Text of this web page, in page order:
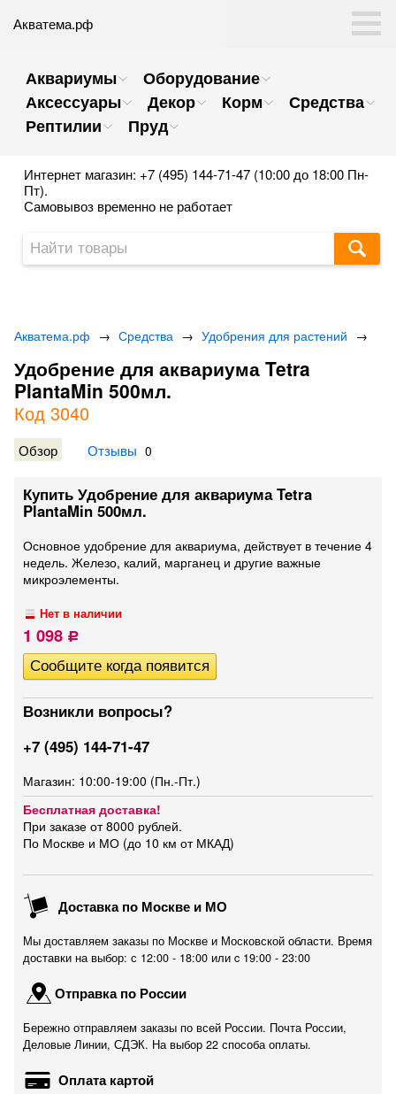
Акватема.рф
Аквариумы
Оборудование
Аксессуары
Декор Корм
Средства
Рептилии
Пруд
Интернет магазин: +7 (495) 144-71-47 (10:00 до 18:00 Пн-
Пт).
Самовывоз временно не работает
Акватема.рф → Средства → Удобрения для растений →
Удобрение для аквариума Tetra
PlantaMin 500мл.
Код 3040
Обзор Отзывы 0
Купить Удобрение для аквариума Tetra
PlantaMin 500мл.
Основное удобрение для аквариума, действует в течение 4
недель. Железо, калий, марганец и другие важные
микроэлементы.
Нет в наличии
1 098 Р
Возникли вопросы?
+7 (495) 144-71-47
Магазин: 10:00-19:00 (Пн.-Пт.)
Бесплатная доставка!
При заказе от 8000 рублей.
По Москве и МО (до 10 км от МКАД)
Доставка по Москве и МО
Мы доставляем заказы по Москве и Московской области. Время
доставки на выбор: с 12:00 - 18:00 или c 19:00 - 23:00
Отправка по России
Бережно отправляем заказы по всей России. Почта России,
Деловые Линии, СДЭК. На выбор 22 способа оплаты.
Оплата картой